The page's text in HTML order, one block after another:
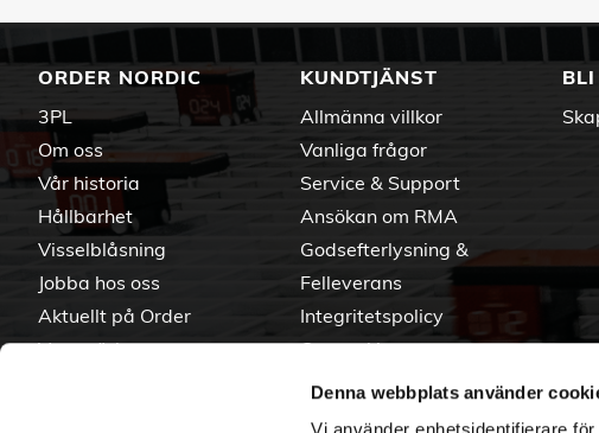
Denna webbplats använder
ORDER NORDIC
3PL
Om oss
Vår historia
Hållbarhet
Visselblåsning
Jobba hos oss
Aktuellt på Order
Varumärken
KUNDTJÄNST
Allmänna villkor
Vanliga frågor
Service & Support
Ansökan om RMA
Godsefterlysning &
Felleverans
Integritetspolicy
Om cookies